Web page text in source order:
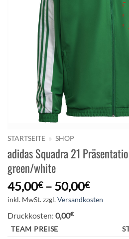
STARTSEITE » SHOP
adidas Squadra 21
green/white
45,00€– 50,00€
inkl. MwSt.zzgl.Versandkosten
Druckkosten: 0,00€
TEAM PREISE